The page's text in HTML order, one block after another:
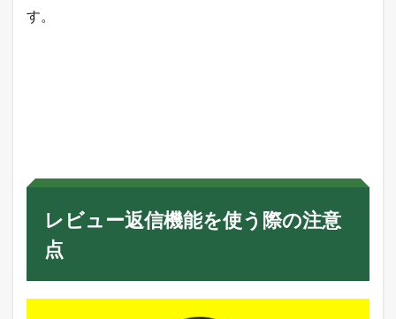
す。
レビュー返信機能を使う際の注意
点